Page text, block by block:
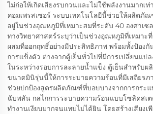
ไม่ก่อให้เกิดเสียงรบกวนและไม่ใช้พลังงานมากเ
คอมเพรสเซอร์ ระบบเทคโนโลยีนี้ช่วยให้ผลิตภั
อยู่ในช่วงอุณหภูมิที่เหมาะสมที่ระดับ 40 องศาเซ
ทางวิทยาศาสตร์ระบุว่าเป็นช่วงอุณหภูมิที่เหมาะ
ผสมที่ออกฤทธิ์อย่างมีประสิทธิภาพ พร้อมทั้งป้องกั
การแข็งตัว ต่างจากตู้เย็นทั่วไปที่มีการเปลี่ยนแป
ในระหว่างรอบการละลายน้ำแข็ง ตู้เย็นสำหรับ
ขนาดมินิรุ่นนี้ให้การระบายความร้อนที่มีเสถียรภ
ช่วยปกป้องสูตรผลิตภัณฑ์ที่บอบบางจากการกระ
ฉับพลัน กลไกการระบายความร้อนแบบโซลิดสเ
ทำงานเงียบมากจนแทบไม่ได้ยิน โดยสร้างเสียงเ